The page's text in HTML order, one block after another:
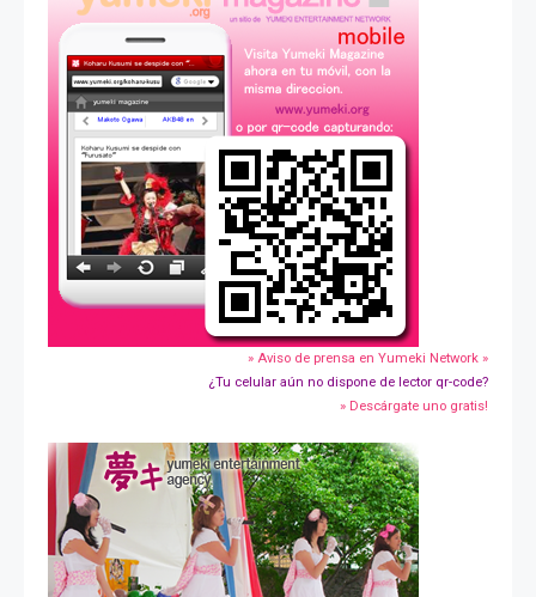
» Aviso de prensa en Yumeki Network »
¿Tu celular aún no dispone de lector qr-code?
» Descárgate uno gratis!